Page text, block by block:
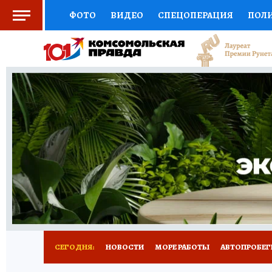
ФОТО ВИДЕО СПЕЦОПЕРАЦИЯ
СОЦПОДДЕРЖКА НАУКА СПОРТ
ВЫБОР ЭКСПЕРТОВ ДОКТОР
КНИЖНАЯ ПОЛКА ПРОГНОЗЫ НА СПОРТ
ПРЕСС-ЦЕНТР НЕДВИЖИМОСТЬ
ВСЕ О КП РАДИО КП ТЕСТЫ НОВОЕ
СЕГОДНЯ: НОВОСТИ МОРЕ РАБОТЫ